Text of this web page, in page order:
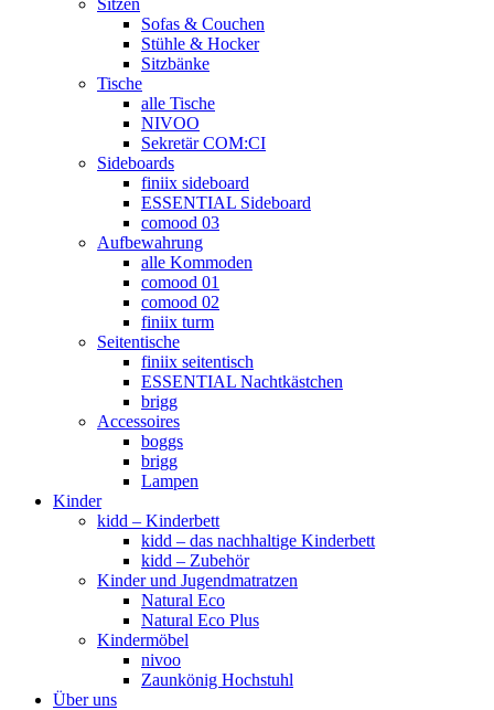
Sitzen
Sofas & Couchen
Stühle & Hocker
Sitzbänke
Tische
alle Tische
NIVOO
Sekretär COM:CI
Sideboards
finiix sideboard
ESSENTIAL Sideboard
comood 03
Aufbewahrung
alle Kommoden
comood 01
comood 02
finiix turm
Seitentische
finiix seitentisch
ESSENTIAL Nachtkästchen
brigg
Accessoires
boggs
brigg
Lampen
Kinder
kidd – Kinderbett
kidd – das nachhaltige Kinderbett
kidd – Zubehör
Kinder und Jugendmatratzen
Natural Eco
Natural Eco Plus
Kindermöbel
nivoo
Zaunkönig Hochstuhl
Über uns